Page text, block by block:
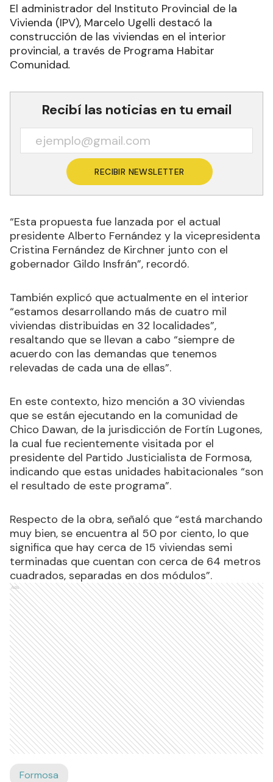
El administrador del Instituto Provincial de la
Vivienda (IPV), Marcelo Ugelli destacó la
construcción de las viviendas en el interior
provincial, a través de Programa Habitar
Comunidad.
Recibí las noticias en tu email
RECIBIR NEWSLETTER
“Esta propuesta fue lanzada por el actual
presidente Alberto Fernández y la vicepresidenta
Cristina Fernández de Kirchner junto con el
gobernador Gildo Insfrán”, recordó.
También explicó que actualmente en el interior
“estamos desarrollando más de cuatro mil
viviendas distribuidas en 32 localidades”,
resaltando que se llevan a cabo “siempre de
acuerdo con las demandas que tenemos
relevadas de cada una de ellas”.
En este contexto, hizo mención a 30 viviendas
que se están ejecutando en la comunidad de
Chico Dawan, de la jurisdicción de Fortín Lugones,
la cual fue recientemente visitada por el
presidente del Partido Justicialista de Formosa,
indicando que estas unidades habitacionales “son
el resultado de este programa”.
Respecto de la obra, señaló que “está marchando
muy bien, se encuentra al 50 por ciento, lo que
significa que hay cerca de 15 viviendas semi
terminadas que cuentan con cerca de 64 metros
cuadrados, separadas en dos módulos”.
Ads
Formosa